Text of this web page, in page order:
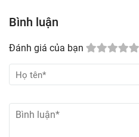
Bình luận
Đánh giá của bạn